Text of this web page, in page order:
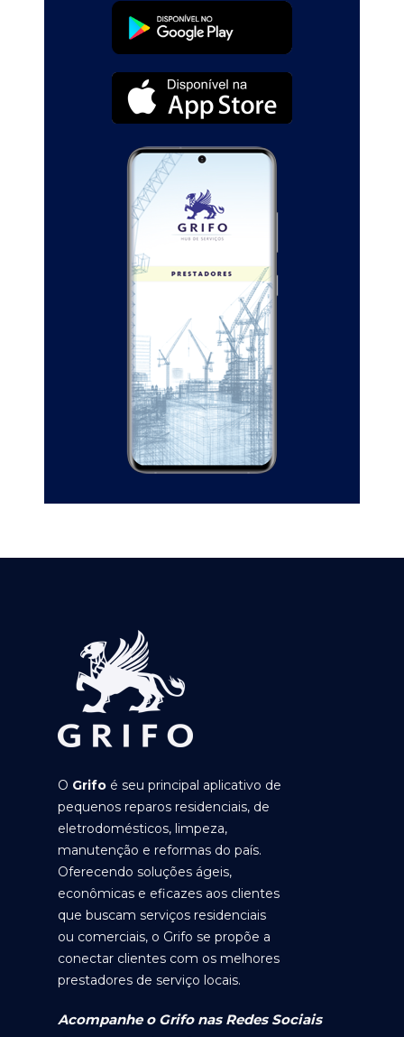
O Grifo é seu principal aplicativo de
pequenos reparos residenciais, de
eletrodomésticos, limpeza,
manutenção e reformas do país.
Oferecendo soluções ágeis,
econômicas e eficazes aos clientes
que buscam serviços residenciais
ou comerciais, o Grifo se propõe a
conectar clientes com os melhores
prestadores de serviço locais.
Acompanhe o Grifo nas Redes Sociais